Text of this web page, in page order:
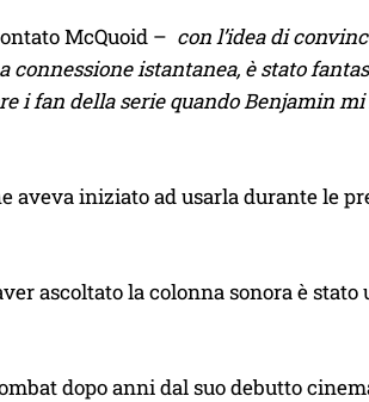
McQuoid – con l’idea di
istantanea, è stato
i fan della serie quando Benjamin
aveva iniziato ad usarla durante le
ascoltato la colonna sonora è
dopo anni dal suo debutto